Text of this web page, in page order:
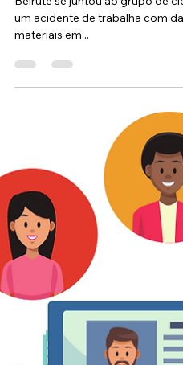
Beirute Capital do
04 de Agosto de
horário local.
Beirute se juntou ao grupo de
um acidente de trabalha com
materiais em...